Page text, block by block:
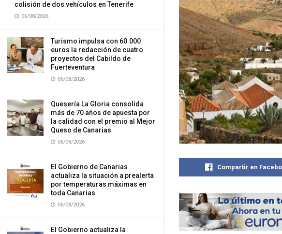
colisión de dos vehículos en Tenerife
06/08/2026
Turismo impulsa con 60.000
euros la redacción de cuatro
proyectos del Cabildo de
Fuerteventura
06/08/2026
Quesería La Gloria consolida
más de 70 años de apuesta por
la calidad con el premio al Mejor
Queso de Canarias
06/08/2026
El Gobierno de Canarias
actualiza la situación a prealerta
por temperaturas máximas en
toda Canarias
06/08/2026
El Gobierno actualiza la
Compartir en